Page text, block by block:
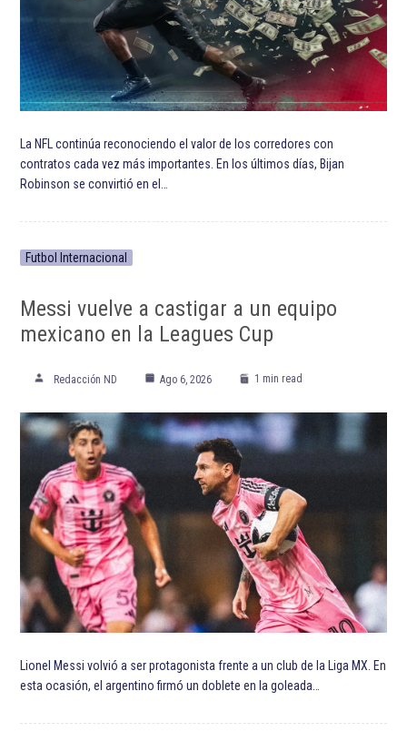
ETIQUETADO: Destacada TOP Destacadas
Fútbol Club Barcelona Inter de Milán Lautaro Martínez
Manchester City Football Club Mexicanos en Europa
Premier League Raúl Jiménez Sadio Mané
Serie A Wolverhampton Wanderers Football Club